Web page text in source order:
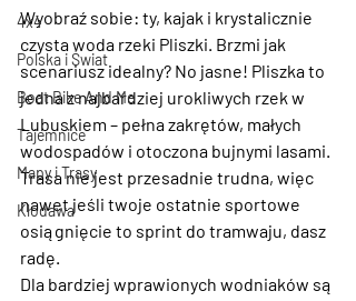
4x4
Polska i Świat
Boat Bike And Me
Tajemnice
Mapy i Trasy
Kłodawa
Wyobraź sobie: ty, kajak i krystalicznie
czysta woda rzeki Pliszki. Brzmi jak
scenariusz idealny? No jasne! Pliszka to
jedna z najbardziej urokliwych rzek w
Lubuskiem – pełna zakrętów, małych
wodospadów i otoczona bujnymi lasami.
Trasa nie jest przesadnie trudna, więc
nawet jeśli twoje ostatnie sportowe
osiągnięcie to sprint do tramwaju, dasz
radę.
Dla bardziej wprawionych wodniaków są